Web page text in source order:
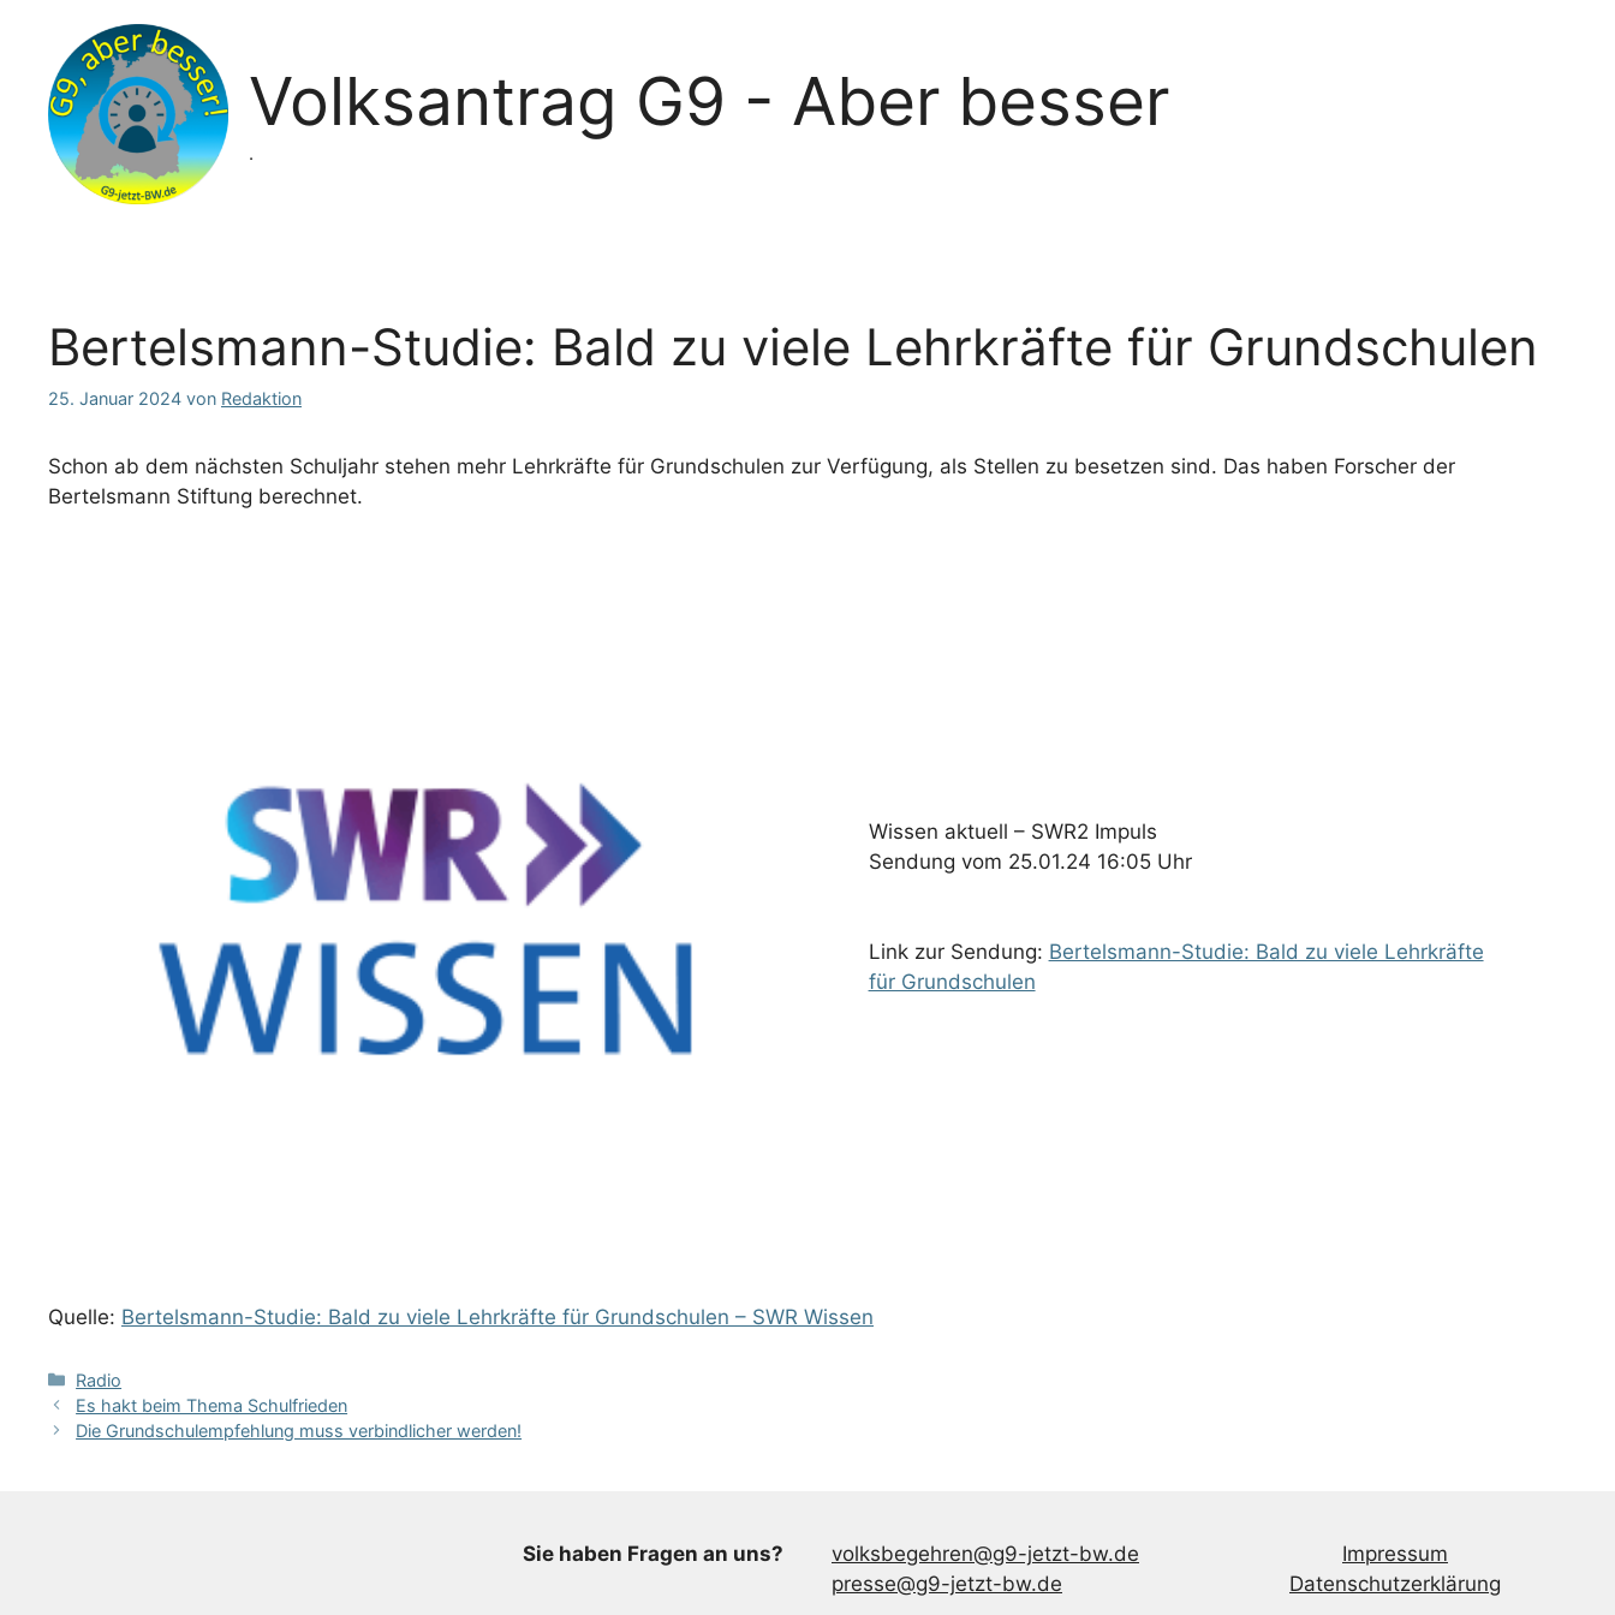
springen
Volksantrag G9 - Aber besser
.
Bertelsmann-Studie: Bald zu viele Lehrkräfte für Grundschulen
25. Januar 2024 von Redaktion
Schon ab dem nächsten Schuljahr stehen mehr Lehrkräfte für Grundschulen zur Verfügung, als Stellen zu besetzen sind. Das haben Forscher der
Bertelsmann Stiftung berechnet.
Wissen aktuell – SWR2 Impuls
Sendung vom 25.01.24 16:05 Uhr
Link zur Sendung: Bertelsmann-Studie: Bald zu viele Lehrkräfte
für Grundschulen
Quelle: Bertelsmann-Studie: Bald zu viele Lehrkräfte für Grundschulen – SWR Wissen
Kategorien
Radio
Es hakt beim Thema Schulfrieden
Die Grundschulempfehlung muss verbindlicher werden!
Sie haben Fragen an uns?
volksbegehren@g9-jetzt-bw.de
presse@g9-jetzt-bw.de
Impressum
Datenschutzerklärung